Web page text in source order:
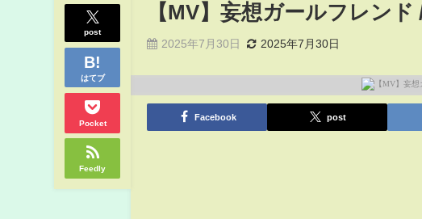
post
はてブ
Pocket
Feedly
【MV】妄想ガールフレンド
2025年7月30日 2025年7月30日
Facebook post